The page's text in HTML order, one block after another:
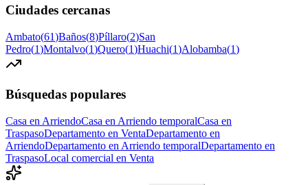
Ciudades cercanas
Ambato(61)Baños(8)Píllaro(2)San
Pedro(1)Montalvo(1)Quero(1)Huachi(1)Alobamba(1)
Búsquedas populares
Casa en ArriendoCasa en Arriendo temporalCasa en
TraspasoDepartamento en VentaDepartamento en
ArriendoDepartamento en Arriendo temporalDepartamento en
TraspasoLocal comercial en Venta